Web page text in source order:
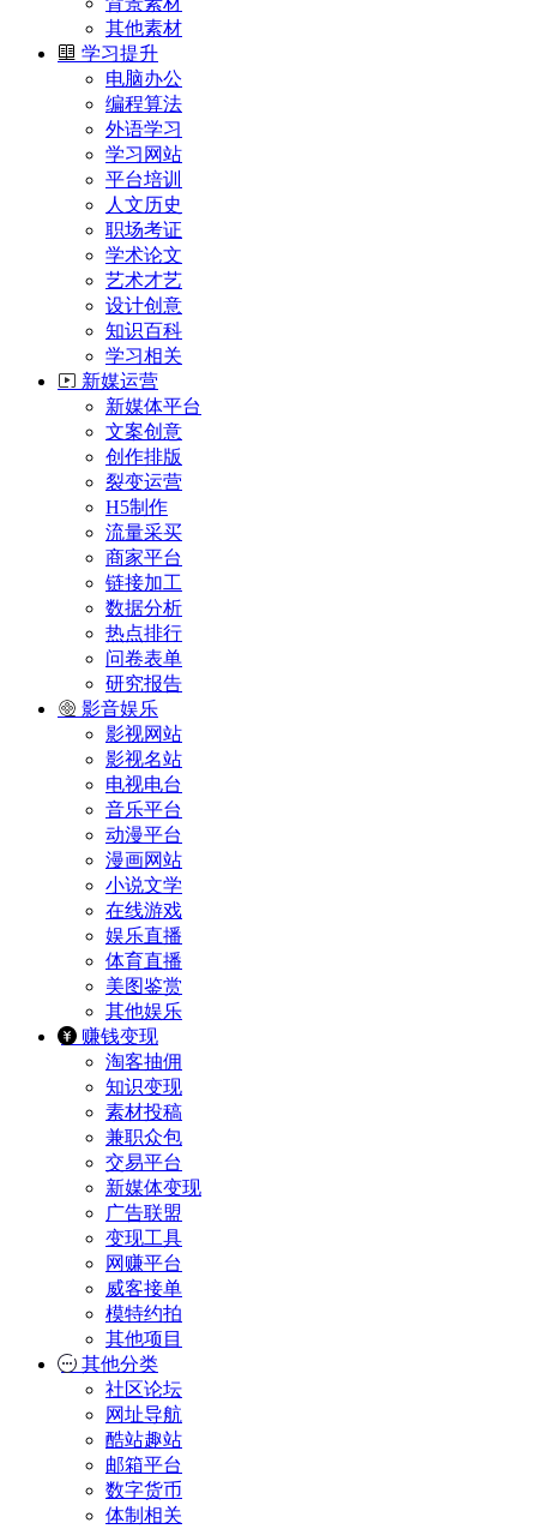
其他素材
学习提升
电脑办公
编程算法
外语学习
学习网站
平台培训
人文历史
职场考证
学术论文
艺术才艺
设计创意
知识百科
学习相关
新媒运营
新媒体平台
文案创意
创作排版
裂变运营
H5制作
流量采买
商家平台
链接加工
数据分析
热点排行
问卷表单
研究报告
影音娱乐
影视网站
影视名站
电视电台
音乐平台
动漫平台
漫画网站
小说文学
在线游戏
娱乐直播
体育直播
美图鉴赏
其他娱乐
赚钱变现
淘客抽佣
知识变现
素材投稿
兼职众包
交易平台
新媒体变现
广告联盟
变现工具
网赚平台
威客接单
模特约拍
其他项目
其他分类
社区论坛
网址导航
酷站趣站
邮箱平台
数字货币
体制相关